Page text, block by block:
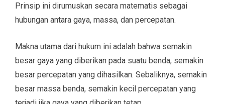
Prinsip ini dirumuskan secara matematis sebagai
hubungan antara gaya, massa, dan percepatan.
Makna utama dari hukum ini adalah bahwa semakin
besar gaya yang diberikan pada suatu benda, semakin
besar percepatan yang dihasilkan. Sebaliknya, semakin
besar massa benda, semakin kecil percepatan yang